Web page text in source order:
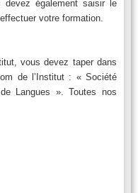
devez également saisir le
votre formation.
vous devez taper dans
de l’Institut : « Société
Langues ». Toutes nos